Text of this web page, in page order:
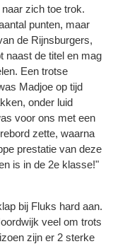
zich toe trok.
punten, maar
de Rijnsburgers,
naast de titel en mag
Een trotse
Madjoe op tijd
onder luid
voor ons met een
zette, waarna
prestatie van deze
is in de 2e klasse!"
bij Fluks hard aan.
veel om trots
zijn er 2 sterke